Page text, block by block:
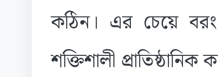
কঠিন। এর চেয়ে
শক্তিশালী